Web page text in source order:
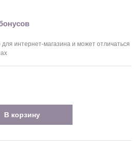
интернет-магазина и может отличаться
В корзину